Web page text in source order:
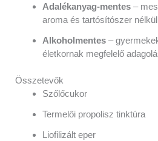
Adalékanyag-mentes–
aroma és tartósítószer nélkül
Alkoholmentes–
életkornak megfelelő
Összetevők
Szőlőcukor
Termelői propolisz tinktúra
Liofilizált eper